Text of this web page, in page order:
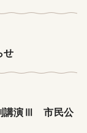
せ
講演Ⅲ 市民公